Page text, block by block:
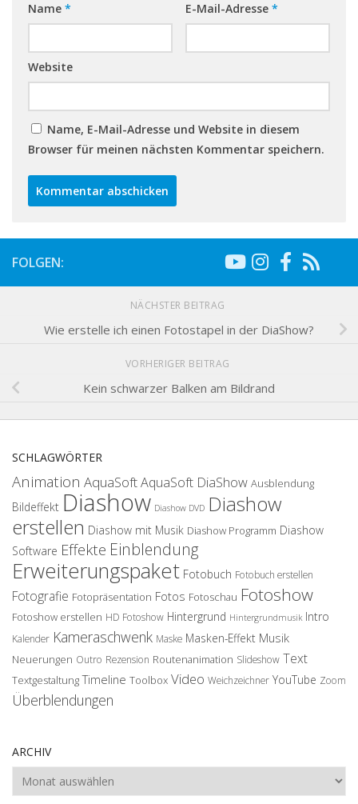
Name * E-Mail-Adresse *
Website
Name, E-Mail-Adresse und Website in diesem
Browser für meinen nächsten Kommentar speichern.
FOLGEN:
NÄCHSTER BEITRAG
Wie erstelle ich einen Fotostapel in der DiaShow?
VORHERIGER BEITRAG
Kein schwarzer Balken am Bildrand
SCHLAGWÖRTER
Animation AquaSoftAquaSoft DiaShow Ausblendung
Bildeffekt Diashow Diashow DVD Diashow
erstellen Diashow mit Musik Diashow Programm Diashow
Software Effekte Einblendung
Erweiterungspaket Fotobuch Fotobuch erstellen
Fotografie Fotopräsentation Fotos Fotoschau Fotoshow
Fotoshow erstellen HD Fotoshow Hintergrund Hintergrundmusik Intro
Kalender Kameraschwenk Maske Masken-Effekt Musik
Neuerungen Outro Rezension Routenanimation Slideshow Text
Textgestaltung Timeline Toolbox Video Weichzeichner YouTube Zoom
Überblendungen
ARCHIV
Archiv